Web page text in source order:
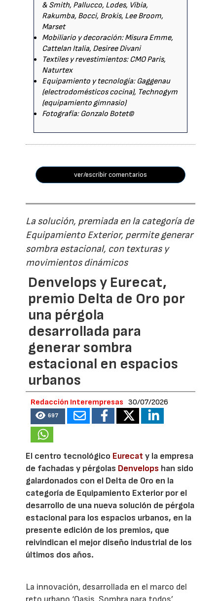
& Smith, Pallucco, Lodes, Vibia,
Rakumba, Bocci, Brokis, Lee Broom,
Marset
Mobiliario y decoración: Misura Emme,
Cattelan Italia, Desiree Divani
Textiles y revestimientos: CMO Paris,
Naturtex
Equipamiento y tecnología: Gaggenau
(electrodomésticos cocina), Technogym
(equipamiento gimnasio)
Fotografía: Gonzalo Botet©
ver/escribir comentarios
La solución, premiada en la categoría de
Equipamiento Exterior, permite generar
sombra estacional, con texturas y
movimientos dinámicos
Denvelops y Eurecat,
premio Delta de Oro por
una pérgola
desarrollada para
generar sombra
estacional en espacios
urbanos
Redacción Interempresas 30/07/2026
697
El centro tecnológico Eurecat y la empresa
de fachadas y pérgolas Denvelops han sido
galardonados con el Delta de Oro en la
categoría de Equipamiento Exterior por el
desarrollo de una nueva solución de pérgola
estacional para los espacios urbanos, en la
presente edición de los premios, que
reivindican el mejor diseño industrial de los
últimos dos años.
La innovación, desarrollada en el marco del